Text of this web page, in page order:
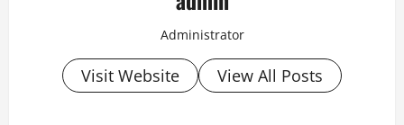
Administrator
Visit Website View All Posts